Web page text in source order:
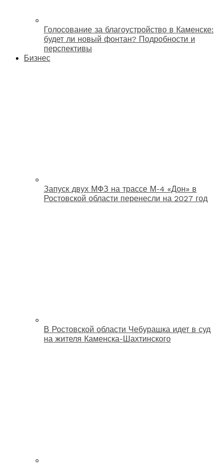
Голосование за благоустройство в Каменске:
будет ли новый фонтан? Подробности и
перспективы
Бизнес
Запуск двух МФЗ на трассе М-4 «Дон» в
Ростовской области перенесли на 2027 год
В Ростовской области Чебурашка идет в суд
на жителя Каменска-Шахтинского